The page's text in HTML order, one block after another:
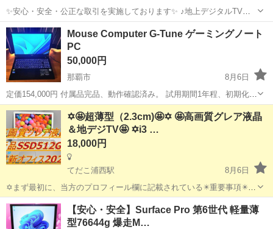
✨安心・安全・公正な取引を実施しております✨ ♪地上デジタルTVチ
ューナー♪ ☑️テレビ番組をパソコンで観れる・撮れる！ ☑️電子番組表
対応！ 録画予約もＯＫ！ ☑️オプション 500円 *️⃣✴️取引場所は、...
沖縄 沖縄市
Mouse Computer G-Tune ゲーミングノート
PC
50,000円
那覇市
8月6日
定価154,000円 付属品完品、動作確認済み。 試用期間1年程、初期化済
み。 返品不可・保証残り9ヶ月 製品型番：PCYNI1075G165TH21E
【基本スペック】 ●液晶サイズ：15.6型 ノングレ...
沖縄 那覇市 ノートパソコン
✡️🤩超薄型（2.3cm)🤩✡️ 🤩高画質グレア液晶
＆地デジTV🤩 ✡️i3 …
18,000円
てだこ浦西駅
8月6日
✡️まず最初に、当方のプロフィール欄に記載されている✴️重要事項✴️を
必ずご覧くださいますよう、お願いします。 ✡️液晶パネルはビジネス
ノートに搭載されているノングレア液晶とは違い、高輝度でガラスの
ようにキラキラして...
沖縄 沖縄市 てだこ浦西駅 ノートパソコン 液晶
【安心・安全】Surface Pro 第6世代 軽量薄
型76644g 爆走M…